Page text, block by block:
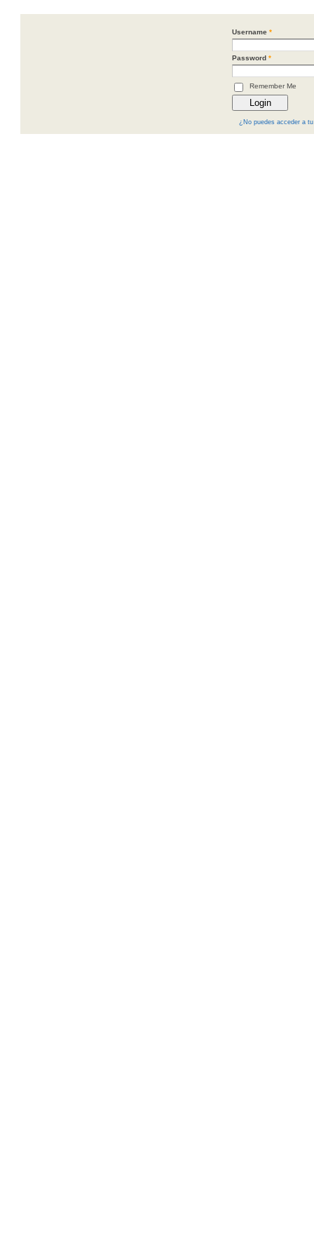
Username*
Password*
Remember Me
¿No puedes acceder a